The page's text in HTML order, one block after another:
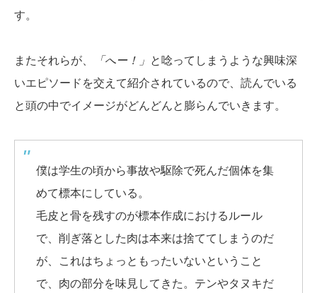
す。
またそれらが、 「へー！」 と唸ってしまうような興味深
いエピソードを交えて紹介されているので、読んでいる
と頭の中でイメージがどんどんと膨らんでいきます。
僕は学生の頃から事故や駆除で死んだ個体を集
めて標本にしている。
毛皮と骨を残すのが標本作成におけるルール
で、削ぎ落とした肉は本来は捨ててしまうのだ
が、これはちょっともったいないということ
で、肉の部分を味見してきた。テンやタヌキだ